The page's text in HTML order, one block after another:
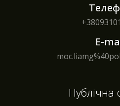
+380
E-
Публічна